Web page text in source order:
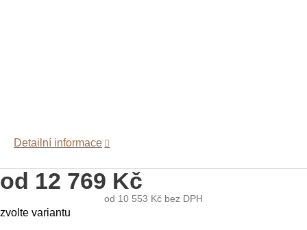
od 12 769 Kč
od 10 553 Kč bez DPH
Měrná
zvolte variantu
Detailní informace